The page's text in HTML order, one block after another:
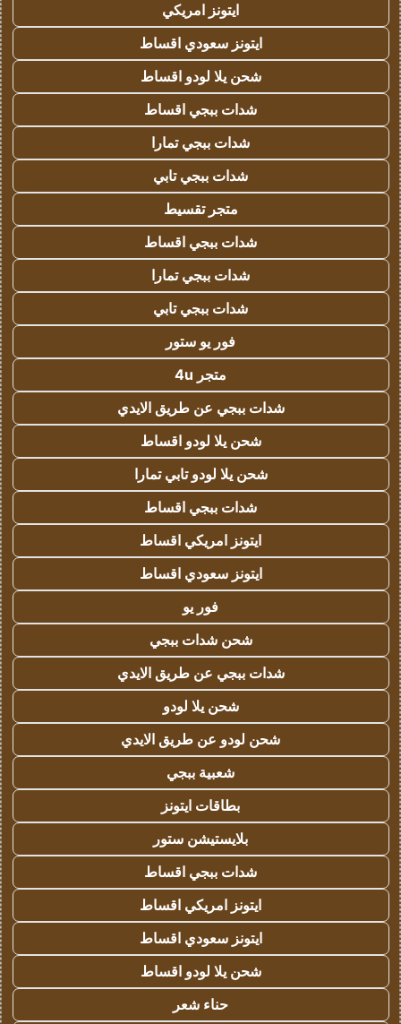
ايتونز امريكي
ايتونز سعودي اقساط
شحن يلا لودو اقساط
شدات ببجي اقساط
شدات ببجي تمارا
شدات ببجي تابي
متجر تقسيط
شدات ببجي اقساط
شدات ببجي تمارا
شدات ببجي تابي
فور يو ستور
متجر 4u
شدات ببجي عن طريق الايدي
شحن يلا لودو اقساط
شحن يلا لودو تابي تمارا
شدات ببجي اقساط
ايتونز امريكي اقساط
ايتونز سعودي اقساط
فور يو
شحن شدات ببجي
شدات ببجي عن طريق الايدي
شحن يلا لودو
شحن لودو عن طريق الايدي
شعبية ببجي
بطاقات ايتونز
بلايستيشن ستور
شدات ببجي اقساط
ايتونز امريكي اقساط
ايتونز سعودي اقساط
شحن يلا لودو اقساط
حناء شعر